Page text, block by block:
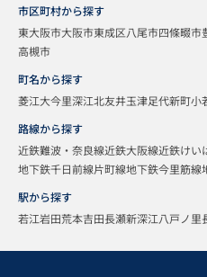
市区町村から探す
東大阪市大阪市東成区八尾市四條畷市
高槻市
町名から探す
菱江大今里深江北友井玉津足代新町小
路線から探す
近鉄難波・奈良線近鉄大阪線近鉄けい
地下鉄千日前線片町線地下鉄今里筋線
駅から探す
若江岩田荒本吉田長瀬新深江八戸ノ里